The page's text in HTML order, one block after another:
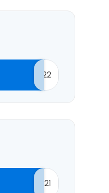
22
21
з email